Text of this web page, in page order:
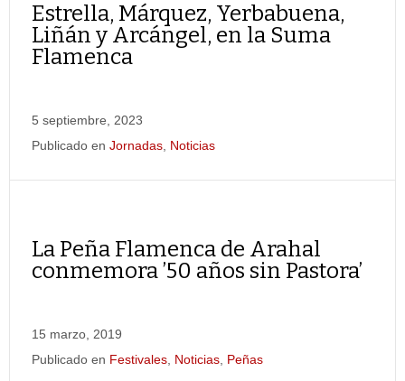
Estrella, Márquez, Yerbabuena,
Liñán y Arcángel, en la Suma
Flamenca
5 septiembre, 2023
Publicado en Jornadas Noticias
La Peña Flamenca de Arahal
conmemora ’50 años sin Pastora’
15 marzo, 2019
Publicado en Festivales Noticias Peñas